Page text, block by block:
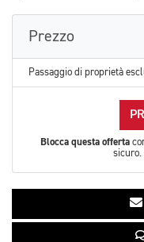
Prezzo
Passaggio di proprietà
Blocca questa offerta
sicuro.